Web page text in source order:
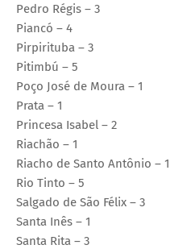
Pedro Régis – 3
Piancó – 4
Pirpirituba – 3
Pitimbú – 5
Poço José de Moura – 1
Prata – 1
Princesa Isabel – 2
Riachão – 1
Riacho de Santo Antônio – 1
Rio Tinto – 5
Salgado de São Félix – 3
Santa Inês – 1
Santa Rita – 3